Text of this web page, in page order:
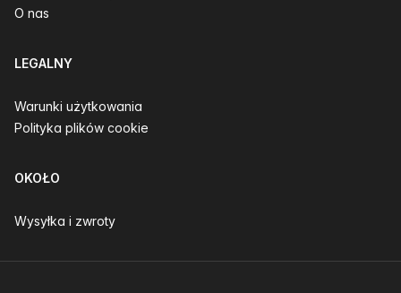
O nas
LEGALNY
Warunki użytkowania
Polityka plików cookie
OKOŁO
Wysyłka i zwroty